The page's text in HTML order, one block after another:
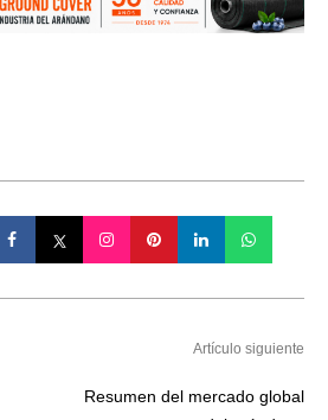
Artículo siguiente
Resumen del mercado global